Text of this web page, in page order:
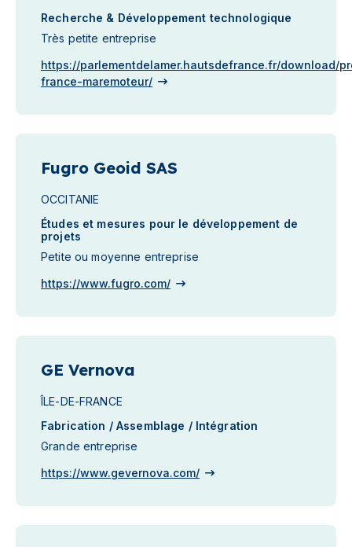
Recherche & Développement technologique
Très petite entreprise
https://parlementdelamer.hautsdefrance.fr/download/
france-maremoteur/
Fugro Geoid SAS
OCCITANIE
Études et mesures pour le développement de
projets
Petite ou moyenne entreprise
https://www.fugro.com/
GE Vernova
ÎLE-DE-FRANCE
Fabrication / Assemblage / Intégration
Grande entreprise
https://www.gevernova.com/